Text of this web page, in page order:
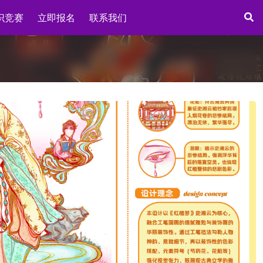
竞赛 立即报名 联系我们